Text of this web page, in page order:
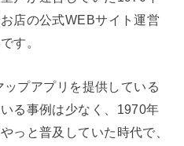
店の公式WEBサイト運営
す。
プアプリを提供している
る事例は少なく、1970年
っと普及していた時代で、